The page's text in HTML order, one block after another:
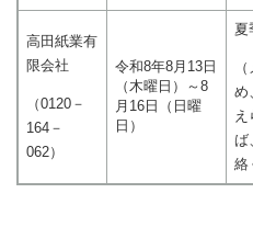
高田紙業有
限会社
（0120－
164－
062）
令和8年8月13日
（木曜日）～8
月16日（日曜
日）
夏
め
ば
絡